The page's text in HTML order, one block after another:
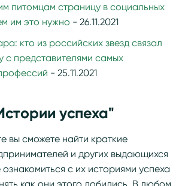
питомцам страницу в социальных
им это нужно - 26.11.2021
кто из российских звезд связал
с представителями самых
- 25.11.2021
успеха"
вы сможете найти краткие
и других выдающихся
с их историями успеха